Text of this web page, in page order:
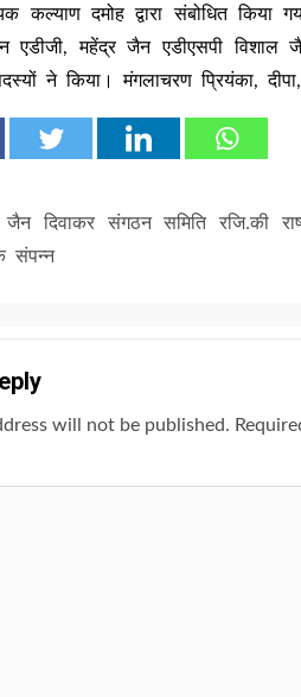
कल्याण दमोह द्वारा संबोधित किया
एडीजी, महेंद्र जैन एडीएसपी विशाल
ने किया। मंगलाचरण प्रियंका,
दिवाकर संगठन समिति रजि.की
संपन्न
will not be published.